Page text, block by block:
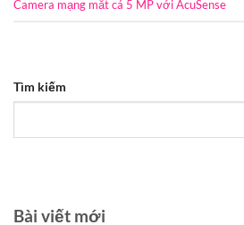
Camera mạng mắt cá 5 MP với AcuSense
Tìm kiếm
Bài viết mới